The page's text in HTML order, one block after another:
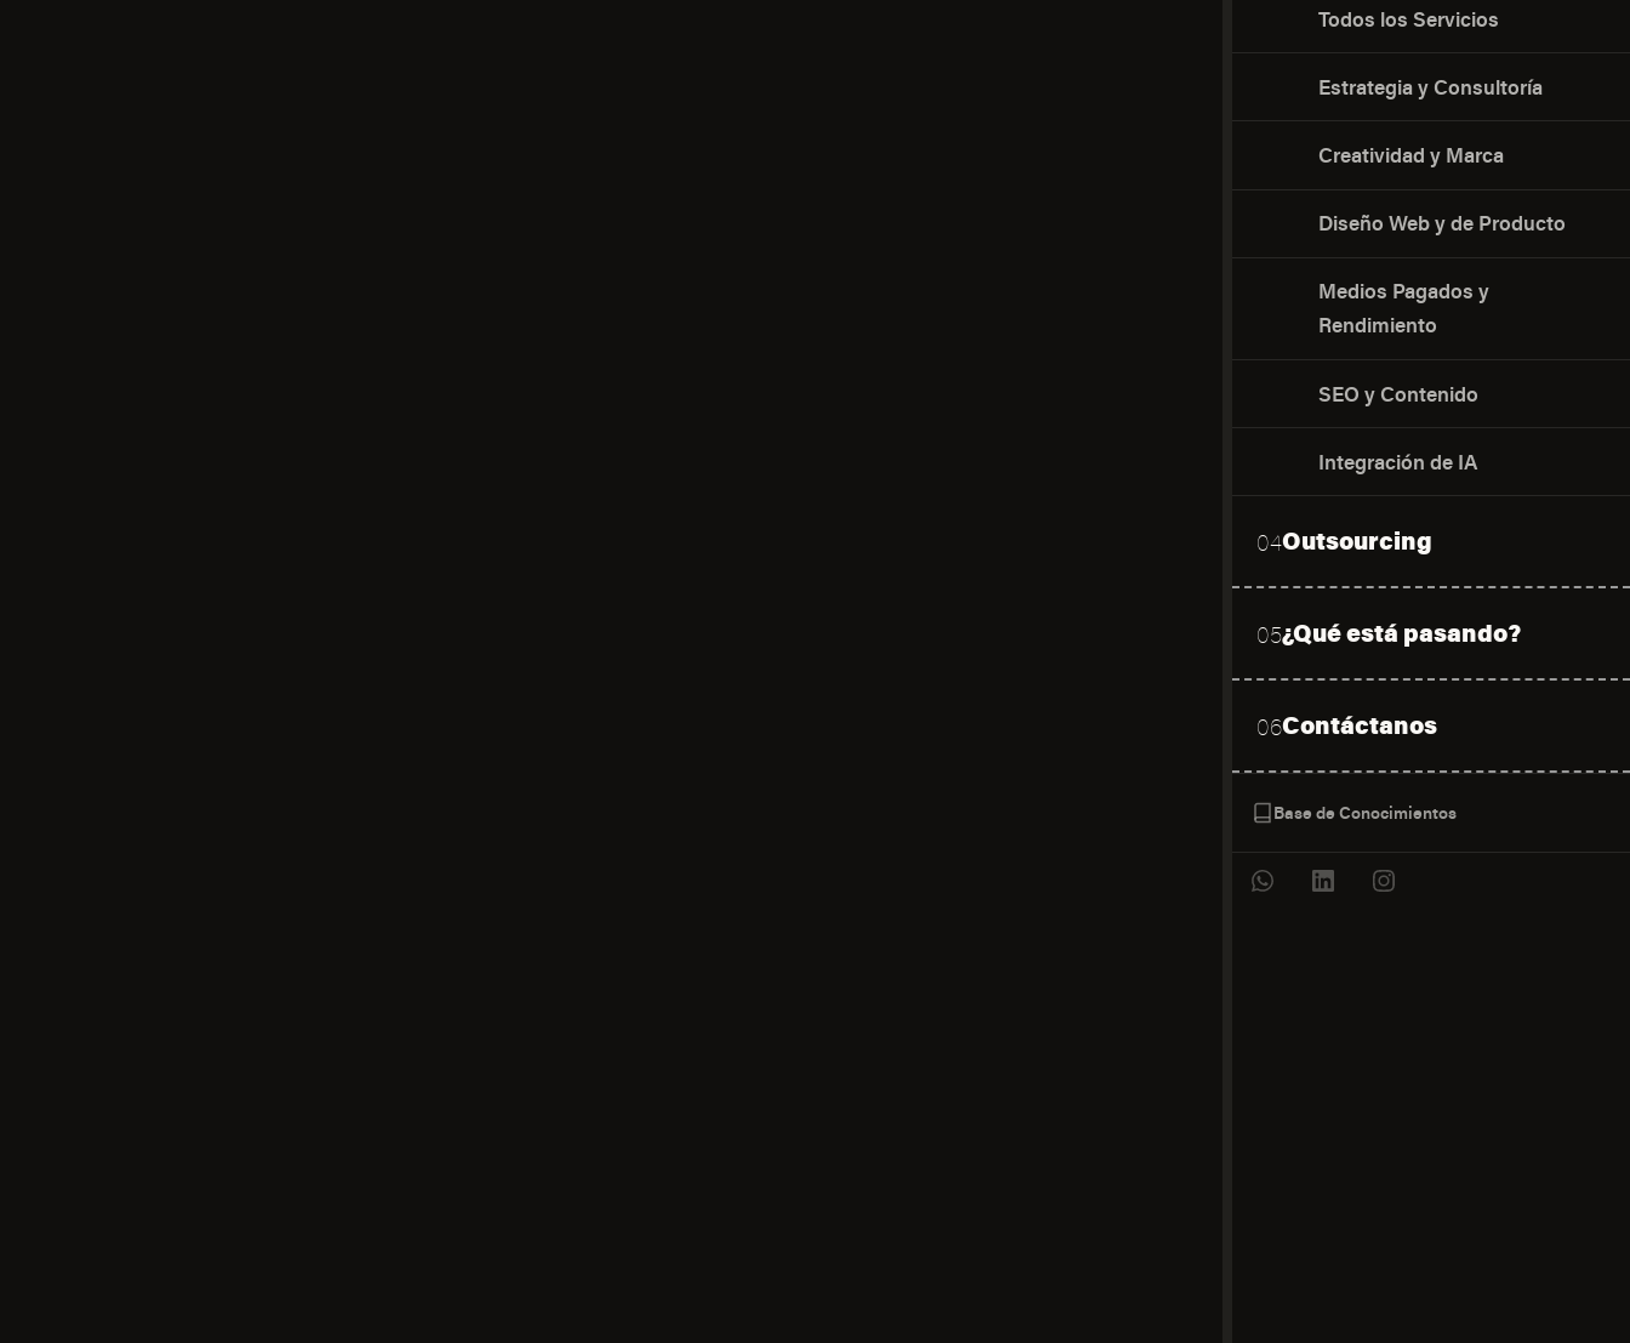
Todos los Servicios
Estrategia y Consultoría
Creatividad y Marca
Diseño Web y de Producto
Medios Pagados y
Rendimiento
SEO y Contenido
Integración de IA
04Outsourcing
05¿Qué está pasando?
06Contáctanos
Base de Conocimientos